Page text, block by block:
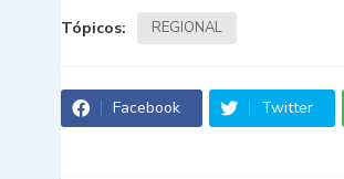
Tópicos: REGIONAL
Facebook Twitter